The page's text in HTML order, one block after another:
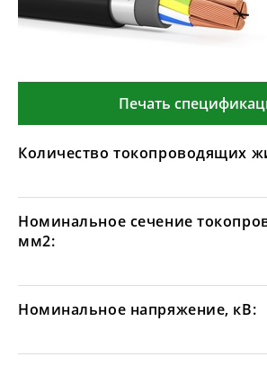
Печать
Количество токопроводящих
Номинальное сечение
мм2:
Номинальное напряжение, кВ: